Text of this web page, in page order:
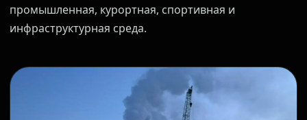
промышленная, курортная, спортивная и
инфраструктурная среда.